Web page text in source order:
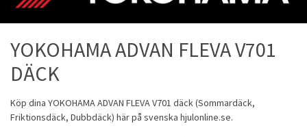
YOKOHAMA ADVAN FLEVA V701
DÄCK
Köp dina YOKOHAMAADVAN FLEVA V701 däck (Sommardäck,
Friktionsdäck, Dubbdäck) här på svenska hjulonline.se.